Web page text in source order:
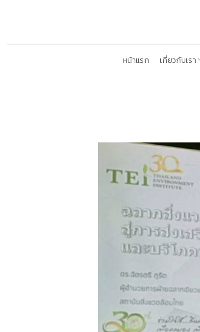
หน้าแรก
เกี่ยวกับเรา